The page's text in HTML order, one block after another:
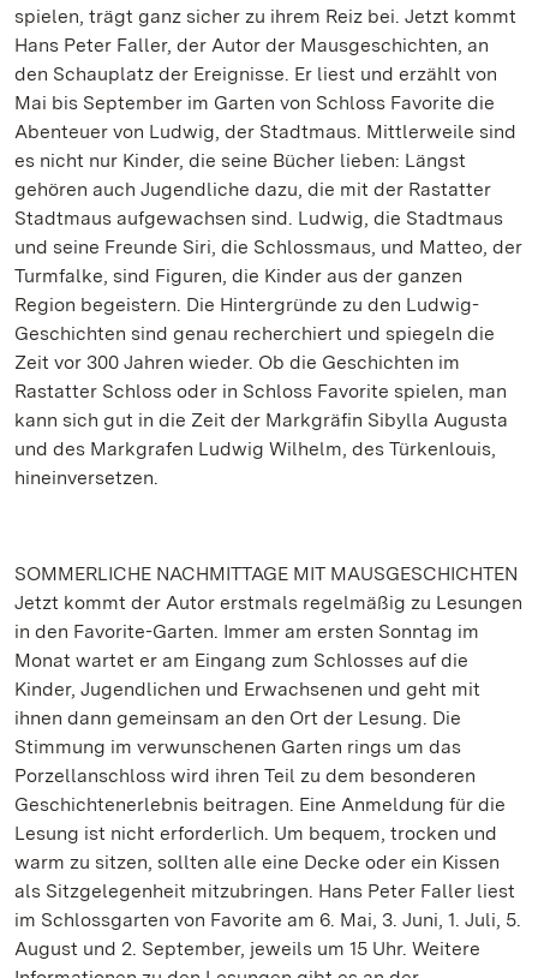
spielen, trägt ganz sicher zu ihrem Reiz bei. Jetzt kommt
Hans Peter Faller, der Autor der Mausgeschichten, an
den Schauplatz der Ereignisse. Er liest und erzählt von
Mai bis September im Garten von Schloss Favorite die
Abenteuer von Ludwig, der Stadtmaus. Mittlerweile sind
es nicht nur Kinder, die seine Bücher lieben: Längst
gehören auch Jugendliche dazu, die mit der Rastatter
Stadtmaus aufgewachsen sind. Ludwig, die Stadtmaus
und seine Freunde Siri, die Schlossmaus, und Matteo, der
Turmfalke, sind Figuren, die Kinder aus der ganzen
Region begeistern. Die Hintergründe zu den Ludwig-
Geschichten sind genau recherchiert und spiegeln die
Zeit vor 300 Jahren wieder. Ob die Geschichten im
Rastatter Schloss oder in Schloss Favorite spielen, man
kann sich gut in die Zeit der Markgräfin Sibylla Augusta
und des Markgrafen Ludwig Wilhelm, des Türkenlouis,
hineinversetzen.
SOMMERLICHE NACHMITTAGE MIT MAUSGESCHICHTEN
Jetzt kommt der Autor erstmals regelmäßig zu Lesungen
in den Favorite-Garten. Immer am ersten Sonntag im
Monat wartet er am Eingang zum Schlosses auf die
Kinder, Jugendlichen und Erwachsenen und geht mit
ihnen dann gemeinsam an den Ort der Lesung. Die
Stimmung im verwunschenen Garten rings um das
Porzellanschloss wird ihren Teil zu dem besonderen
Geschichtenerlebnis beitragen. Eine Anmeldung für die
Lesung ist nicht erforderlich. Um bequem, trocken und
warm zu sitzen, sollten alle eine Decke oder ein Kissen
als Sitzgelegenheit mitzubringen. Hans Peter Faller liest
im Schlossgarten von Favorite am 6. Mai, 3. Juni, 1. Juli, 5.
August und 2. September, jeweils um 15 Uhr. Weitere